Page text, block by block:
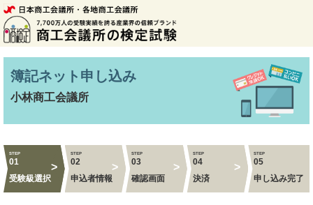
簿記ネット申し込み
小林商工会議所
STEP
01
受験級選択
STEP
02
申込者情報
STEP
03
確認画面
STEP
04
決済
STEP
05
申し込み完了